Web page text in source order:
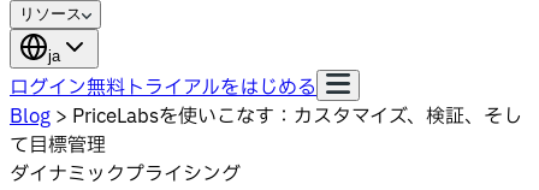
リソース
ja
ログイン無料トライアルをはじめる
Blog > PriceLabsを使いこなす：カスタマイズ、検証、そし
て目標管理
ダイナミックプライシング